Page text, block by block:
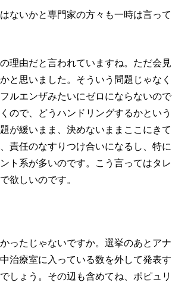
ないかと専門家の方々も一時は言って
理由だと言われていますね。ただ会見
と思いました。そういう問題じゃなく
ルエンザみたいにゼロにならないので
ので、どうハンドリングするかという
が緩いまま、決めないままここにきて
責任のなすりつけ合いになるし、特に
ト系が多いのです。こう言ってはタレ
欲しいのです。
ったじゃないですか。選挙のあとアナ
治療室に入っている数を外して発表す
しょう。その辺も含めてね、ポピュリ